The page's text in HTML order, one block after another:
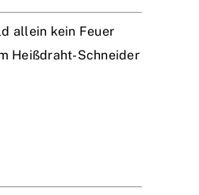
allein kein Feuer
Heißdraht-Schneider